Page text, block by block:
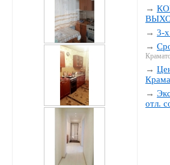
→
→3-
→
→
→
отл.